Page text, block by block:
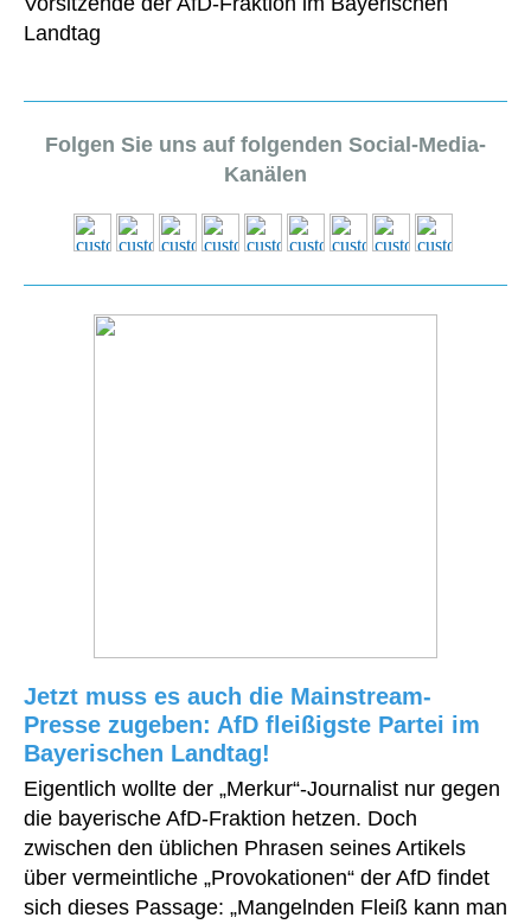
Landtag
Folgen Sie uns auf folgenden Social-Media-
Kanälen
Jetzt muss es auch die Mainstream-
Presse zugeben: AfD fleißigste Partei im
Bayerischen Landtag!
Eigentlich wollte der „Merkur“-Journalist nur gegen
die bayerische AfD-Fraktion hetzen. Doch
zwischen den üblichen Phrasen seines Artikels
über vermeintliche „Provokationen“ der AfD findet
sich dieses Passage: „Mangelnden Fleiß kann man